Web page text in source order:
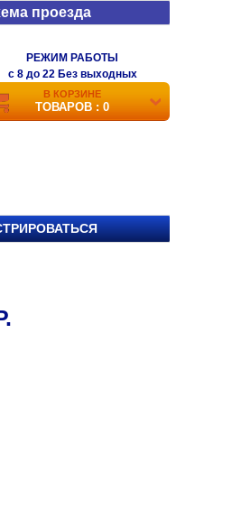
проезда
РЕЖИМ РАБОТЫ
c 8 до 22 Без выходных
В КОРЗИНЕ
ТОВАРОВ : 0